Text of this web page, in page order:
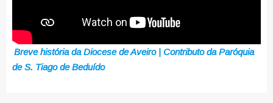
Breve história da Diocese de Aveiro | Contributo da Paróquia
de S. Tiago de Beduído